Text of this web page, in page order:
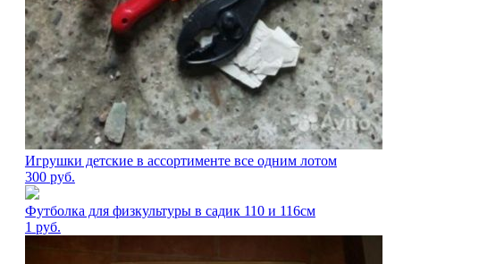
Игрушки детские в ассортименте все одним лотом
300 руб.
Футболка для физкультуры в садик 110 и 116см
1 руб.